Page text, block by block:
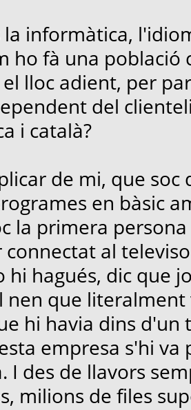
la informàtica,
ho fà una població
lloc adient, per
del
i català?
de mi, que
en bàsic
la primera
al
hi hagués, dic que
nen que
hi havia dins
empresa s'hi
I des de llavors
milions de files